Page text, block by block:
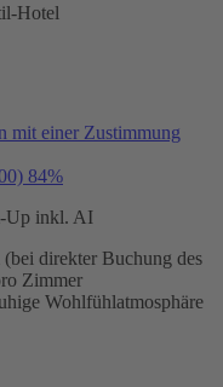
Hotel
mit einer Zustimmung
84%
Up inkl. AI
direkter Buchung des
Zimmer
Wohlfühlatmosphäre